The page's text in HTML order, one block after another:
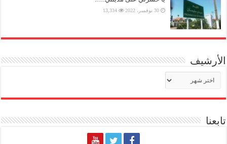
30 نوفمبر، 2022 13,334
الأرشيف
تابعنا